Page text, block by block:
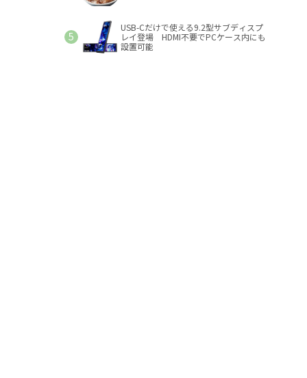
USB-Cだけで使える9.2型サブディスプ
レイ登場 HDMI不要でPCケース内にも
設置可能